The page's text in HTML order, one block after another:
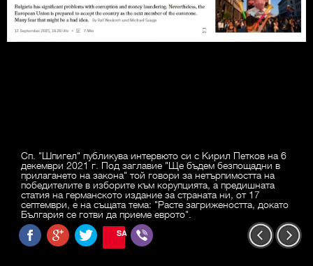
Сп. "Шпигел" публикува интервюто си с Кирил Петков на 6
декември 2021 г. Под заглавие "Ще бъдем безпощадни в
прилагането на закона" той говори за нетърпимостта на
победителите в изборите към корупцията, а предишната
статия на германското издание за страната ни, от 17
септември, е на същата тема: "Расте загрижеността, докато
България се готви да приеме еврото".
SAVE